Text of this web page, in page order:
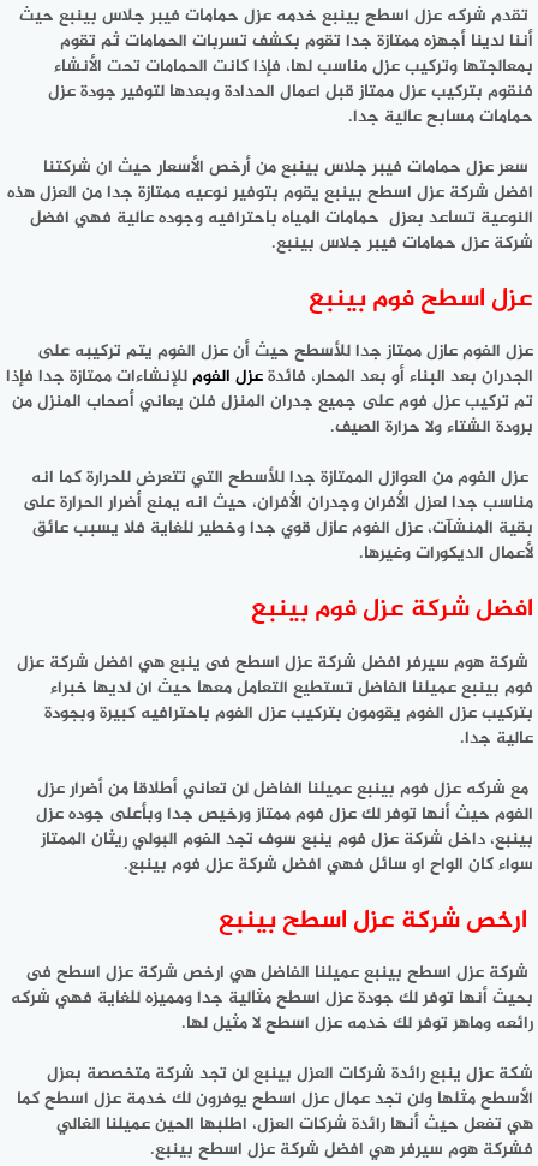
تقدم شركه عزل اسطح بينبع خدمه عزل حمامات فيبر جلاس بينبع حيث
أننا لدينا أجهزه ممتازة جدا تقوم بكشف تسربات الحمامات ثم تقوم
بمعالجتها وتركيب عزل مناسب لها، فإذا كانت الحمامات تحت الأنشاء
فنقوم بتركيب عزل ممتاز قبل اعمال الحدادة وبعدها لتوفير جودة عزل
حمامات مسابح عالية جدا.
سعر عزل حمامات فيبر جلاس بينبع من أرخص الأسعار حيث ان شركتنا
افضل شركة عزل اسطح بينبع يقوم بتوفير نوعيه ممتازة جدا من العزل هذه
النوعية تساعد بعزل حمامات المياه باحترافيه وجوده عالية فهي افضل
شركة عزل حمامات فيبر جلاس بينبع.
عزل اسطح فوم بينبع
عزل الفوم عازل ممتاز جدا للأسطح حيث أن عزل الفوم يتم تركيبه على
الجدران بعد البناء أو بعد المحار، فائدةعزل الفومللإنشاءات ممتازة جدا فإذا
تم تركيب عزل فوم على جميع جدران المنزل فلن يعاني أصحاب المنزل من
برودة الشتاء ولا حرارة الصيف.
عزل الفوم من العوازل الممتازة جدا للأسطح التي تتعرض للحرارة كما انه
مناسب جدا لعزل الأفران وجدران الأفران، حيث انه يمنع أضرار الحرارة على
بقية المنشآت، عزل الفوم عازل قوي جدا وخطير للغاية فلا يسبب عائق
لأعمال الديكورات وغيرها.
افضل شركة عزل فوم بينبع
شركة هوم سيرفر افضل شركة عزل اسطح فى ينبع هي افضل شركة عزل
فوم بينبع عميلنا الفاضل تستطيع التعامل معها حيث ان لديها خبراء
بتركيب عزل الفوم يقومون بتركيب عزل الفوم باحترافيه كبيرة وبجودة
عالية جدا.
مع شركه عزل فوم بينبع عميلنا الفاضل لن تعاني أطلاقا من أضرار عزل
الفوم حيث أنها توفر لك عزل فوم ممتاز ورخيص جدا وبأعلى جوده عزل
بينبع، داخل شركة عزل فوم ينبع سوف تجد الفوم البولي ريثان الممتاز
سواء كان الواح او سائل فهي افضل شركة عزل فوم بينبع.
ارخص شركة عزل اسطح بينبع
شركة عزل اسطح بينبع عميلنا الفاضل هي ارخص شركة عزل اسطح فى
بحيث أنها توفر لك جودة عزل اسطح مثالية جدا ومميزه للغاية فهي شركه
رائعه وماهر توفر لك خدمه عزل اسطح لا مثيل لها.
شكة عزل ينبع رائدة شركات العزل بينبع لن تجد شركة متخصصة بعزل
الأسطح مثلها ولن تجد عمال عزل اسطح يوفرون لك خدمة عزل اسطح كما
هي تفعل حيث أنها رائدة شركات العزل، اطلبها الحين عميلنا الغالي
فشركة هوم سيرفر هي افضل شركة عزل اسطح بينبع.